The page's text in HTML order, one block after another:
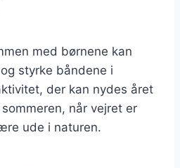
med børnene kan
styrke båndene i
der kan nydes året
når vejret er
ude i naturen.